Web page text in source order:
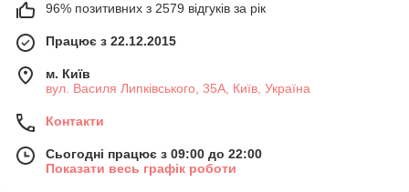
96% позитивних з 2579 відгуків за рік
Працює з 22.12.2015
м. Київ
вул. Василя Липківського, 35А, Київ, Україна
Контакти
Сьогодні працює з 09:00 до 22:00
Показати весь графік роботи